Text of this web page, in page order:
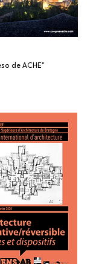
de ACHE"